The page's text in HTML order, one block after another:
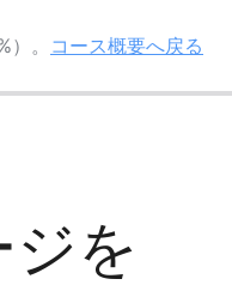
。 コース概要へ戻る
を